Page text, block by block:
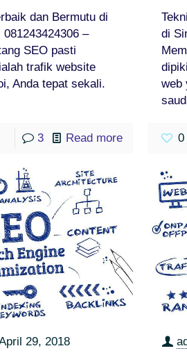
dan Bermutu di
–
SEO pasti
trafik website
Anda tepat sekali.
3 Read more
di
web
0
29, 2018